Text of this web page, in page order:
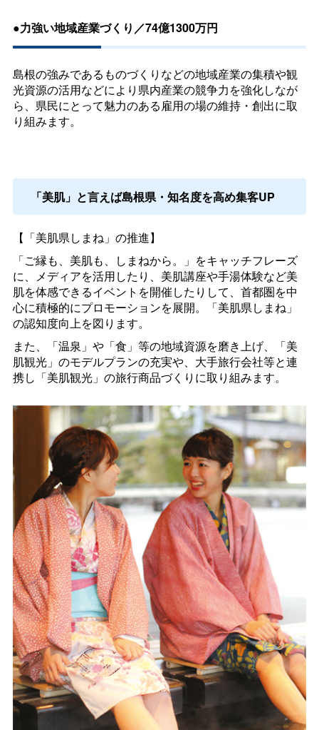
●力強い地域産業づくり／74億1300万円
島根の強みであるものづくりなどの地域産業の集積や観
光資源の活用などにより県内産業の競争力を強化しなが
ら、県民にとって魅力のある雇用の場の維持・創出に取
り組みます。
「美肌」と言えば島根県・知名度を高め集客UP
【「美肌県しまね」の推進】
「ご縁も、美肌も、しまねから。」をキャッチフレーズ
に、メディアを活用したり、美肌講座や手湯体験など美
肌を体感できるイベントを開催したりして、首都圏を中
心に積極的にプロモーションを展開。「美肌県しまね」
の認知度向上を図ります。
また、「温泉」や「食」等の地域資源を磨き上げ、「美
肌観光」のモデルプランの充実や、大手旅行会社等と連
携し「美肌観光」の旅行商品づくりに取り組みます。